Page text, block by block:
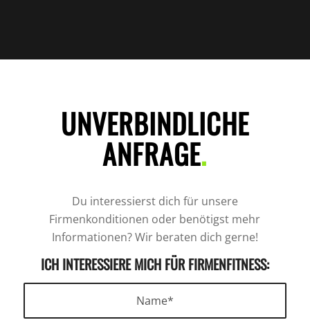
UNVERBINDLICHE
ANFRAGE.
Du interessierst dich für unsere
Firmenkonditionen oder benötigst mehr
Informationen? Wir beraten dich gerne!
ICH INTERESSIERE MICH FÜR FIRMENFITNESS: